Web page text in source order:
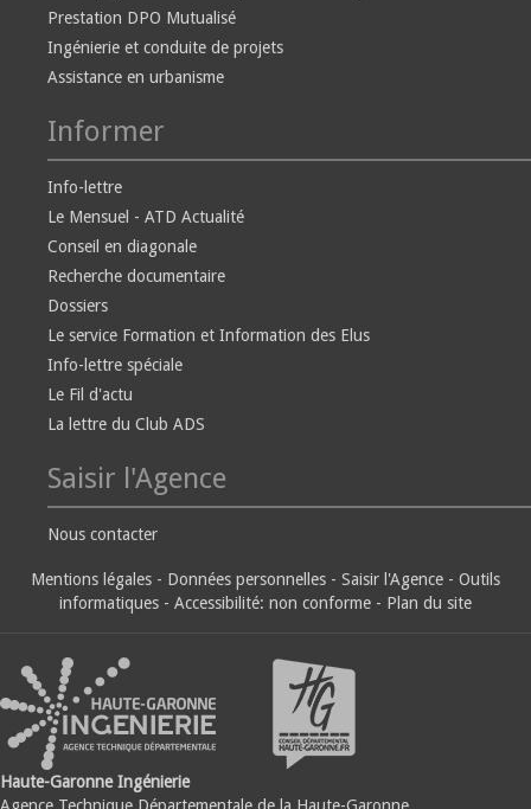
Prestation DPO Mutualisé
Ingénierie et conduite de projets
Assistance en urbanisme
Informer
Info-lettre
Le Mensuel - ATD Actualité
Conseil en diagonale
Recherche documentaire
Dossiers
Le service Formation et Information des Elus
Info-lettre spéciale
Le Fil d'actu
La lettre du Club ADS
Saisir l'Agence
Nous contacter
Mentions légales - Données personnelles - Saisir l'Agence - Outils
informatiques - Accessibilité: non conforme - Plan du site
Haute-Garonne Ingénierie